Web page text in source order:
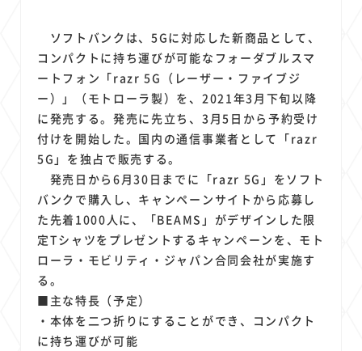
オフィスビル 3 マイナポイント 3 海外料金 3 学割 3
Anthropic Perplexity 2 YouTube iPad リスク X
Genspark 2 配車アプリ 2 フードデリバリー 2 TikTok 2
Netflix 2 Microsoft 2 Canva AI 2 Azure 2 Sora 2 LINE 2 法人
中東情勢 1 輸送費 1 Facebook 1 twitter 1 Instagram 1
原材料費 1 端末価格 1 G20 1 購買力 MNO
スマートホーム家電 クラウド 1 ライドシェア 1
ポイントサービス 1 共通ポイント 1 経済圏 1 Azure AI 1
Google Pixel 1 surface 1 会社 1 価格 1 NTTドコモ 1
オンラインサロン
ソフトバンクは、5Gに対応した新商品として、
コンパクトに持ち運びが可能なフォーダブルスマ
ートフォン「razr 5G（レーザー・ファイブジ
ー）」（モトローラ製）を、2021年3月下旬以降
に発売する。発売に先立ち、3月5日から予約受け
付けを開始した。国内の通信事業者として「razr
5G」を独占で販売する。
発売日から6月30日までに「razr 5G」をソフト
バンクで購入し、キャンペーンサイトから応募し
た先着1000人に、「BEAMS」がデザインした限
定Tシャツをプレゼントするキャンペーンを、モト
ローラ・モビリティ・ジャパン合同会社が実施す
る。
■主な特長（予定）
・本体を二つ折りにすることができ、コンパクト
に持ち運びが可能